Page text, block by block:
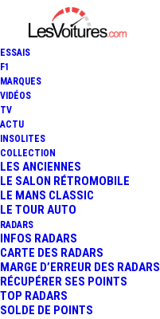
ESSAIS
F1
MARQUES
VIDÉOS
TV
ACTU
INSOLITES
COLLECTION
LES ANCIENNES
LE SALON RÉTROMOBILE
LE MANS CLASSIC
LE TOUR AUTO
RADARS
INFOS RADARS
CARTE DES RADARS
MARGE D’ERREUR DES RADARS
RÉCUPÉRER SES POINTS
TOP RADARS
SOLDE DE POINTS
24 mai 2016